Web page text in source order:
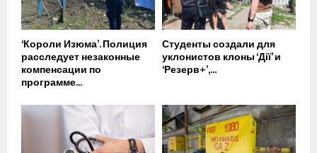
‘Короли Изюма’. Полиция
расследует незаконные
компенсации по
программе...
Студенты создали для
уклонистов клоны ‘Дії’ и
‘Резерв+’,...